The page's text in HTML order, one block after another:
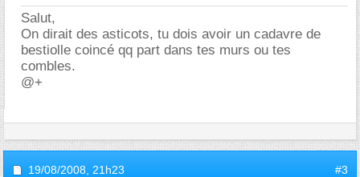
Salut,
On dirait des asticots, tu dois avoir un cadavre de
bestiolle coincé qq part dans tes murs ou tes
combles.
@+
19/08/2008, 21h23 #3